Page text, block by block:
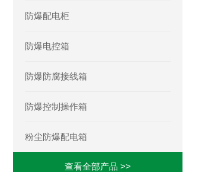
防爆配电柜
防爆电控箱
防爆防腐接线箱
防爆控制操作箱
粉尘防爆配电箱
查看全部产品 >>